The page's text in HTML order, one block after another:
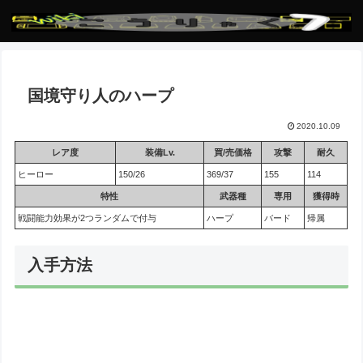
国境守り人のハープ
2020.10.09
レア度 装備Lv. 買/売価格 攻撃 耐久
ヒーロー 150/26 369/37 155 114
特性 武器種 専用 獲得時
戦闘能力効果が2つランダムで付与 ハープ バード 帰属
入手方法